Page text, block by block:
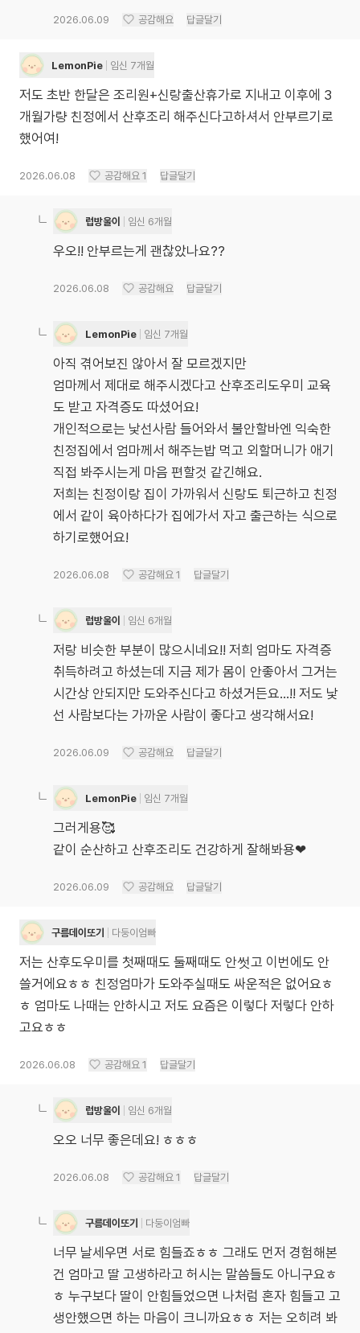
2026.06.09 공감해요 답글달기
LemonPie 임신 7개월
저도 초반 한달은 조리원+신랑출산휴가로 지내고 이후에 3
개월가량 친정에서 산후조리 해주신다고하셔서 안부르기로
했어여!
2026.06.08 공감해요 1 답글달기
럽방울이 임신 6개월
우오!! 안부르는게 괜찮았나요??
2026.06.08 공감해요 답글달기
LemonPie 임신 7개월
아직 겪어보진 않아서 잘 모르겠지만
엄마께서 제대로 해주시겠다고 산후조리도우미 교육
도 받고 자격증도 따셨어요!
개인적으로는 낯선사람 들어와서 불안할바엔 익숙한
친정집에서 엄마께서 해주는밥 먹고 외할머니가 애기
직접 봐주시는게 마음 편할것 같긴해요.
저희는 친정이랑 집이 가까워서 신랑도 퇴근하고 친정
에서 같이 육아하다가 집에가서 자고 출근하는 식으로
하기로했어요!
2026.06.08 공감해요 1 답글달기
럽방울이 임신 6개월
저랑 비슷한 부분이 많으시네요!! 저희 엄마도 자격증
취득하려고 하셨는데 지금 제가 몸이 안좋아서 그거는
시간상 안되지만 도와주신다고 하셨거든요...!! 저도 낯
선 사람보다는 가까운 사람이 좋다고 생각해서요!
2026.06.09 공감해요 답글달기
LemonPie 임신 7개월
그러게용🥰
같이 순산하고 산후조리도 건강하게 잘해봐용❤
2026.06.09 공감해요 답글달기
구름데이또기 다둥이엄빠
저는 산후도우미를 첫째때도 둘째때도 안썻고 이번에도 안
쓸거에요ㅎㅎ 친정엄마가 도와주실때도 싸운적은 없어요ㅎ
ㅎ 엄마도 나때는 안하시고 저도 요즘은 이렇다 저렇다 안하
고요ㅎㅎ
2026.06.08 공감해요 1 답글달기
럽방울이 임신 6개월
오오 너무 좋은데요! ㅎㅎㅎ
2026.06.08 공감해요 1 답글달기
구름데이또기 다둥이엄빠
너무 날세우면 서로 힘들죠ㅎㅎ 그래도 먼저 경험해본
건 엄마고 딸 고생하라고 허시는 말씀들도 아니구요ㅎ
ㅎ 누구보다 딸이 안힘들었으면 나처럼 혼자 힘들고 고
생안했으면 하는 마음이 크니까요ㅎㅎ 저는 오히려 봐